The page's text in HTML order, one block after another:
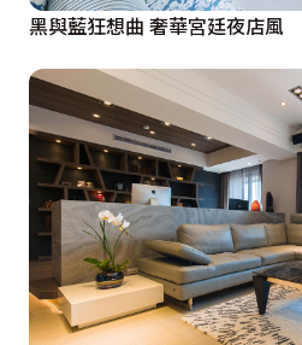
黑與藍狂想曲 奢華宮廷夜店風